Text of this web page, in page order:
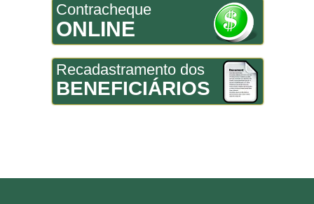
Contracheque
ONLINE
Recadastramento dos
BENEFICIÁRIOS